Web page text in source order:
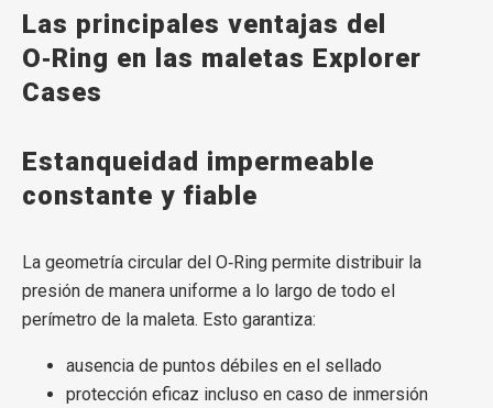
Las principales ventajas del
O‑Ring en las maletas Explorer
Cases
Estanqueidad impermeable
constante y fiable
La geometría circular del O‑Ring permite distribuir la
presión de manera uniforme a lo largo de todo el
perímetro de la maleta. Esto garantiza:
ausencia de puntos débiles en el sellado
protección eficaz incluso en caso de inmersión